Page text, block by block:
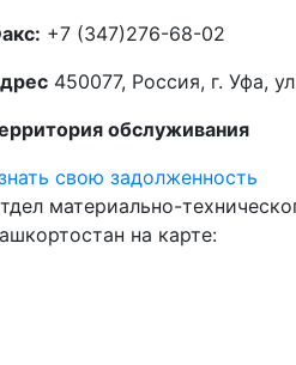
+7 (347)276-68-02
450077, Россия, г. Уфа,
обслуживания
свою задолженность
материально-
на карте: